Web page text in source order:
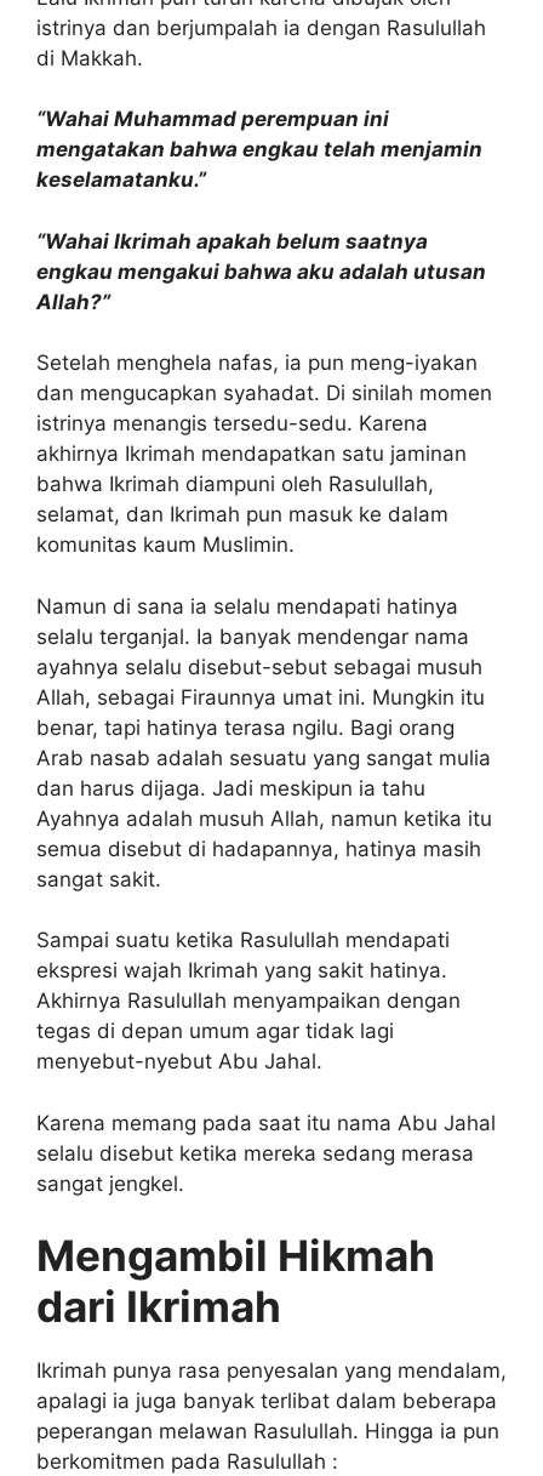
istrinya dan berjumpalah ia dengan Rasulullah
di Makkah.
“Wahai Muhammad perempuan ini
mengatakan bahwa engkau telah menjamin
keselamatanku.”
“Wahai Ikrimah apakah belum saatnya
engkau mengakui bahwa aku adalah utusan
Allah?”
Setelah menghela nafas, ia pun meng-iyakan
dan mengucapkan syahadat. Di sinilah momen
istrinya menangis tersedu-sedu. Karena
akhirnya Ikrimah mendapatkan satu jaminan
bahwa Ikrimah diampuni oleh Rasulullah,
selamat, dan Ikrimah pun masuk ke dalam
komunitas kaum Muslimin.
Namun di sana ia selalu mendapati hatinya
selalu terganjal. Ia banyak mendengar nama
ayahnya selalu disebut-sebut sebagai musuh
Allah, sebagai Firaunnya umat ini. Mungkin itu
benar, tapi hatinya terasa ngilu. Bagi orang
Arab nasab adalah sesuatu yang sangat mulia
dan harus dijaga. Jadi meskipun ia tahu
Ayahnya adalah musuh Allah, namun ketika itu
semua disebut di hadapannya, hatinya masih
sangat sakit.
Sampai suatu ketika Rasulullah mendapati
ekspresi wajah Ikrimah yang sakit hatinya.
Akhirnya Rasulullah menyampaikan dengan
tegas di depan umum agar tidak lagi
menyebut-nyebut Abu Jahal.
Karena memang pada saat itu nama Abu Jahal
selalu disebut ketika mereka sedang merasa
sangat jengkel.
Mengambil Hikmah
dari Ikrimah
Ikrimah punya rasa penyesalan yang mendalam,
apalagi ia juga banyak terlibat dalam beberapa
peperangan melawan Rasulullah. Hingga ia pun
berkomitmen pada Rasulullah :